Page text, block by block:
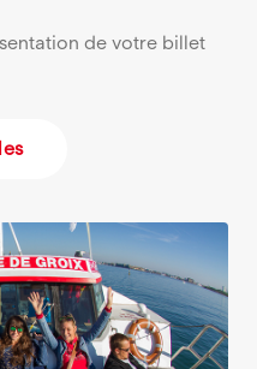
de votre billet